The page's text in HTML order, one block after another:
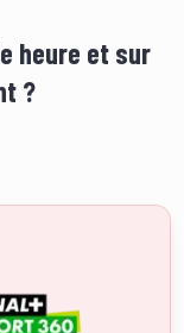
heure et sur
?